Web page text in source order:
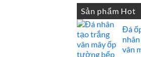
Sản phẩm Hot
Đá
vân